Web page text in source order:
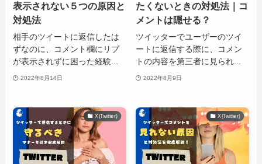
表示されない５つの原因と
対処法
相手のツイートに返信したは
ずなのに、コメント欄にリプ
が表示されずに困った経験...
2022年8月14日
たくないときの対処法｜コ
メントは隠せる？
ツイッターでユーザーのツイ
ートに返信する際に、コメン
トの内容を第三者に見られ...
2022年8月9日
X(Twitter) X(Twitter)